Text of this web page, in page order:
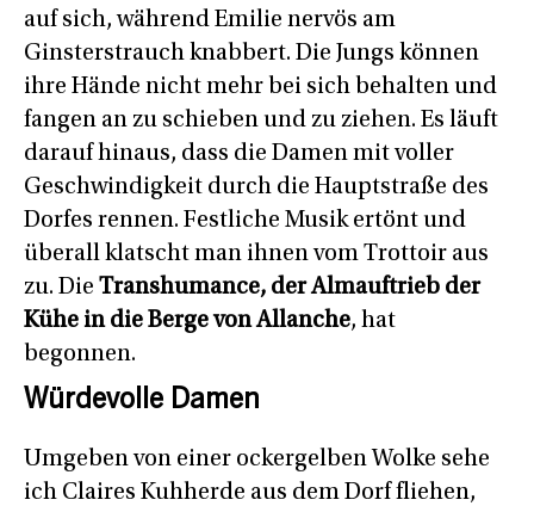
auf sich, während Emilie nervös am
Ginsterstrauch knabbert. Die Jungs können
ihre Hände nicht mehr bei sich behalten und
fangen an zu schieben und zu ziehen. Es läuft
darauf hinaus, dass die Damen mit voller
Geschwindigkeit durch die Hauptstraße des
Dorfes rennen. Festliche Musik ertönt und
überall klatscht man ihnen vom Trottoir aus
zu. Die Transhumance, der Almauftrieb der
Kühe in die Berge von Allanche, hat
begonnen.
Würdevolle Damen
Umgeben von einer ockergelben Wolke sehe
ich Claires Kuhherde aus dem Dorf fliehen,